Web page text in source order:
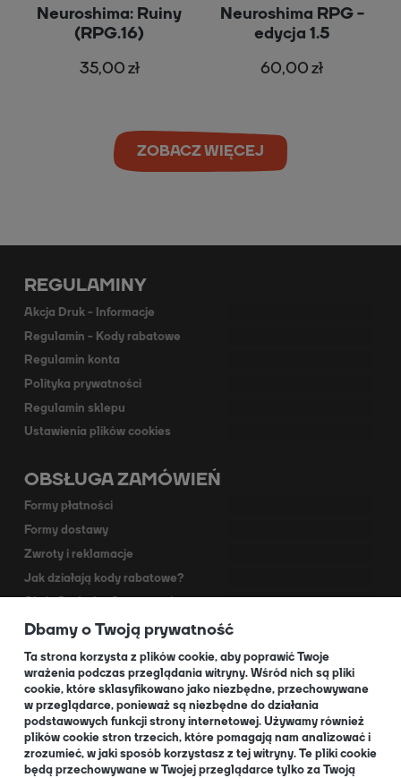
Neuroshima: Ruiny
(RPG.16)
35,00 zł
Neuroshima RPG -
edycja 1.5
60,00 zł
ZOBACZ WIĘCEJ
REGULAMINY
Akcja Druk - Informacje
Regulamin - Kody rabatowe
Regulamin konta
Polityka prywatności
Regulamin sklepu
Ustawienia plików cookies
OBSŁUGA ZAMÓWIEŃ
Formy płatności
Formy dostawy
Zwroty i reklamacje
Jak działają kody rabatowe?
Akcja Dodruk - O programie
Kontakt
Dla Partnerów
O NAS
O nas
Dbamy o Twoją prywatność
Ta strona korzysta z plików cookie, aby poprawić Twoje
wrażenia podczas przeglądania witryny. Wśród nich są pliki
cookie, które sklasyfikowano jako niezbędne, przechowywane
w przeglądarce, ponieważ są niezbędne do działania
podstawowych funkcji strony internetowej. Używamy również
plików cookie stron trzecich, które pomagają nam analizować i
zrozumieć, w jaki sposób korzystasz z tej witryny. Te pliki cookie
będą przechowywane w Twojej przeglądarce tylko za Twoją